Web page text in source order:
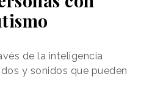
de la inteligencia
y sonidos que pueden